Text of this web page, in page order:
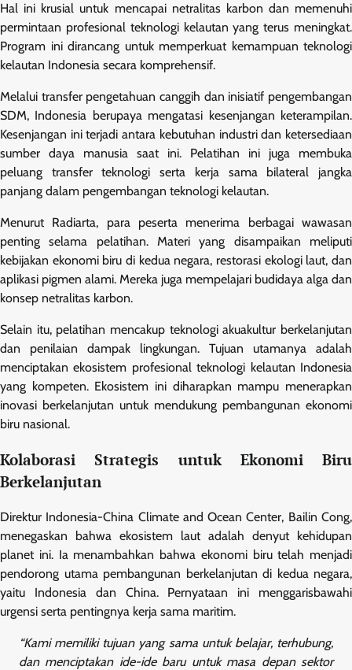
Hal ini krusial untuk mencapai netralitas karbon dan memenuhi
permintaan profesional teknologi kelautan yang terus meningkat.
Program ini dirancang untuk memperkuat kemampuan teknologi
kelautan Indonesia secara komprehensif.
Melalui transfer pengetahuan canggih dan inisiatif pengembangan
SDM, Indonesia berupaya mengatasi kesenjangan keterampilan.
Kesenjangan ini terjadi antara kebutuhan industri dan ketersediaan
sumber daya manusia saat ini. Pelatihan ini juga membuka
peluang transfer teknologi serta kerja sama bilateral jangka
panjang dalam pengembangan teknologi kelautan.
Menurut Radiarta, para peserta menerima berbagai wawasan
penting selama pelatihan. Materi yang disampaikan meliputi
kebijakan ekonomi biru di kedua negara, restorasi ekologi laut, dan
aplikasi pigmen alami. Mereka juga mempelajari budidaya alga dan
konsep netralitas karbon.
Selain itu, pelatihan mencakup teknologi akuakultur berkelanjutan
dan penilaian dampak lingkungan. Tujuan utamanya adalah
menciptakan ekosistem profesional teknologi kelautan Indonesia
yang kompeten. Ekosistem ini diharapkan mampu menerapkan
inovasi berkelanjutan untuk mendukung pembangunan ekonomi
biru nasional.
Kolaborasi Strategis untuk Ekonomi Biru
Berkelanjutan
Direktur Indonesia-China Climate and Ocean Center, Bailin Cong,
menegaskan bahwa ekosistem laut adalah denyut kehidupan
planet ini. Ia menambahkan bahwa ekonomi biru telah menjadi
pendorong utama pembangunan berkelanjutan di kedua negara,
yaitu Indonesia dan China. Pernyataan ini menggarisbawahi
urgensi serta pentingnya kerja sama maritim.
“Kami memiliki tujuan yang sama untuk belajar, terhubung,
dan menciptakan ide-ide baru untuk masa depan sektor